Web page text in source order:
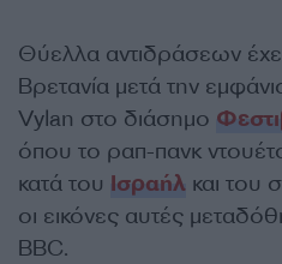
Θύελλα αντιδράσεων
Βρετανία μετά την
Vylan στο διάσημο
όπου το ραπ-πανκ
κατά του Ισραήλ και του
οι εικόνες αυτές
BBC.